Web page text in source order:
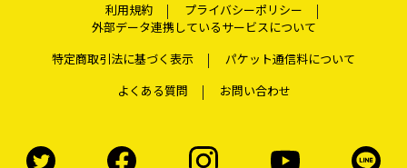
利用規約
プライバシーポリシー
外部データ連携しているサービスについて
特定商取引法に基づく表示
パケット通信料について
よくある質問
お問い合わせ